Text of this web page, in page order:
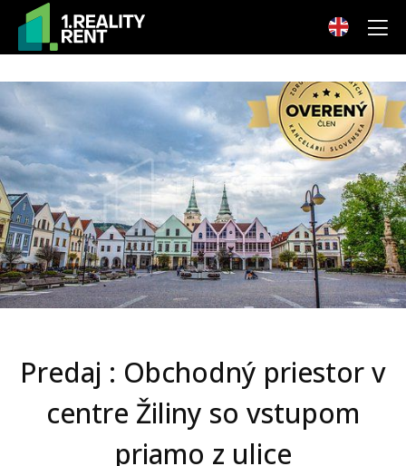
Predaj : Obchodný priestor v
centre Žiliny so vstupom
priamo z ulice